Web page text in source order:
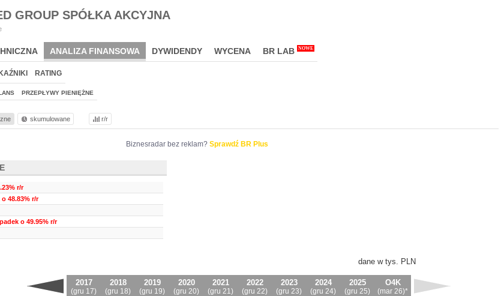
GROUP SPÓŁKA AKCYJNA
ANALIZA FINANSOWA DYWIDENDY WYCENA BR LAB NOWE
RATING
PRZEPŁYWY PIENIĘŻNE
skumulowane r/r
Biznesradar bez reklam? Sprawdź BR Plus
r/r
48.83% r/r
o 49.95% r/r
dane w tys. PLN
2017
(gru 17)
2018
(gru 18)
2019
(gru 19)
2020
(gru 20)
2021
(gru 21)
2022
(gru 22)
2023
(gru 23)
2024
(gru 24)
2025
(gru 25)
O4K
(mar 26)*